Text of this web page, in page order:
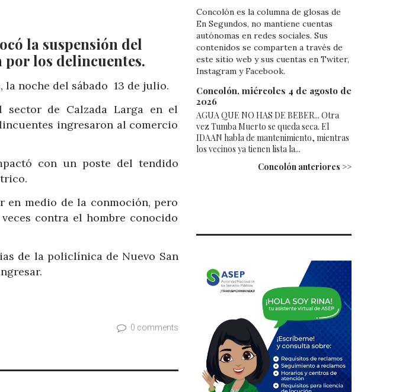
la suspensión del
los delincuentes.
la noche del sábado 13 de julio.
de Calzada Larga en el
ingresaron al comercio
con un poste del tendido
en medio de la conmoción, pero
contra el hombre conocido
de la policlínica de Nuevo San
0 comments
Concolón es la columna de glosas de
En Segundos, no mantiene cuentas
autónomas en redes sociales. Sus
contenidos se comparten a través de
este sitio web y sus cuentas en Twiter,
Instagram y Facebook.
Concolón, miércoles 4 de agosto de
2026
AGUA QUE NO HAS DE BEBER... Otra
vez Tumba Muerto se queda seca. El
IDAAN habla de mantenimiento, mientras
los vecinos ya tienen lista la...
Concolón anteriores >>